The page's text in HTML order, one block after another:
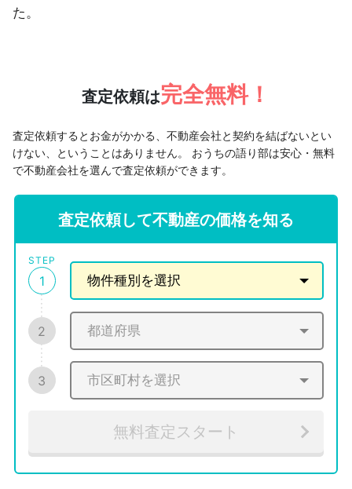
た。
査定依頼は完全無料！
査定依頼するとお金がかかる、不動産会社と契約を結ばないとい
けない、ということはありません。 おうちの語り部は安心・無料
で不動産会社を選んで査定依頼ができます。
査定依頼して不動産の価格を知る
STEP
1
2
3
無料査定スタート